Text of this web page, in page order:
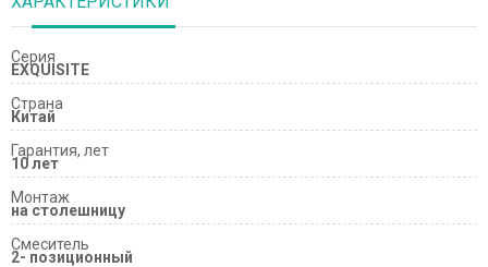
Серия
EXQUISITE
Страна
Китай
Гарантия, лет
10 лет
Монтаж
на столешницу
Смеситель
2- позиционный